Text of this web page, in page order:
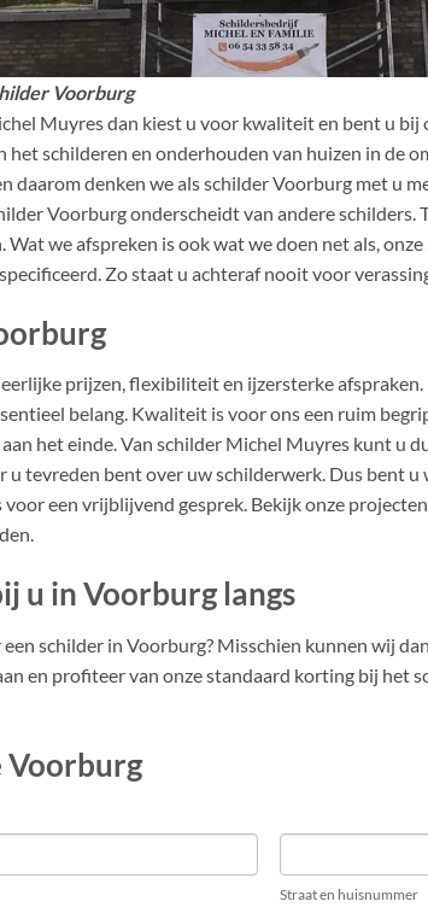
Voorburg
Muyres dan kiest u voor kwaliteit en bent u bij
het schilderen en onderhouden van huizen in de
daarom denken we als schilder Voorburg met u
Voorburg onderscheidt van andere schilders.
we afspreken is ook wat we doen net als, onze
Zo staat u achteraf nooit voor
prijzen, flexibiliteit en ijzersterke
belang. Kwaliteit is voor ons een ruim
het einde. Van schilder Michel Muyres kunt u
u tevreden bent over uw schilderwerk. Dus bent
een vrijblijvend gesprek. Bekijk onze
u in Voorburg langs
schilder in Voorburg? Misschien kunnen wij
en profiteer van onze standaard korting bij het
Voorburg
Straat en huisnummer